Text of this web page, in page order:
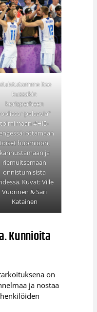
itse
kussakin
korisperheen
”pelaavia”
toimimaan #Hi5-
ottamaan
toiset huomioon,
kannustamaan ja
riemuitsemaan
onnistumisista
Kuvat: Ville
Vuorinen & Sari
Katainen
Kunnioita
on
ja nostaa